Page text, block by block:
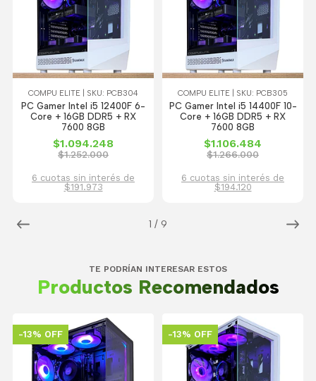
1 / 9
COMPU ELITE | SKU: PCB304
PC Gamer Intel i5 12400F 6-
Core + 16GB DDR5 + RX
7600 8GB
$1.094.248
$1.252.000
6 cuotas sin interés de
$191.973
COMPU ELITE | SKU: PCB305
PC Gamer Intel i5 14400F 10-
Core + 16GB DDR5 + RX
7600 8GB
$1.106.484
$1.266.000
6 cuotas sin interés de
$194.120
TE PODRÍAN INTERESAR ESTOS
Productos Recomendados
-13% OFF -13% OFF